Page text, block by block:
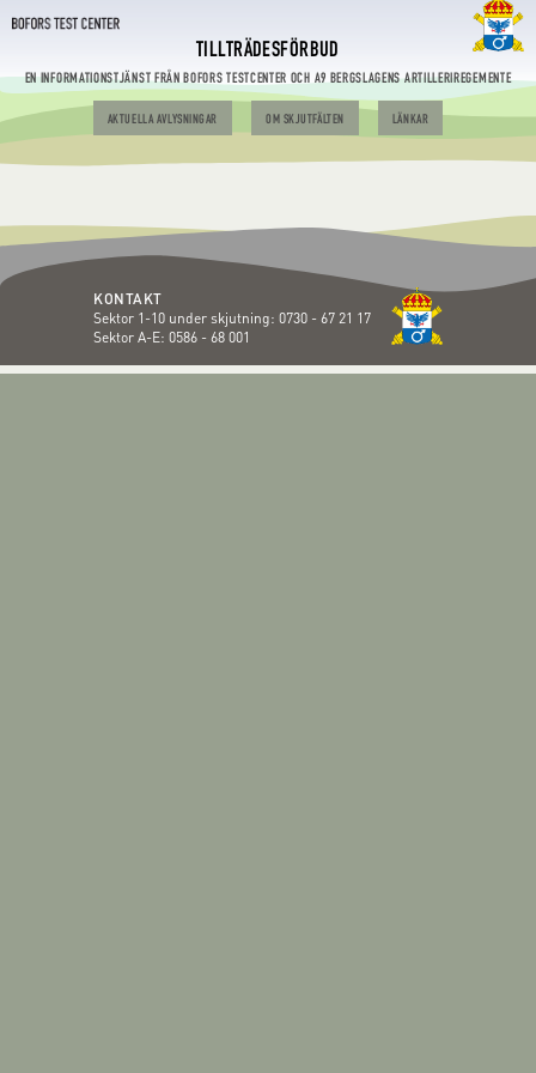
TILLTRÄDESFÖRBUD
EN INFORMATIONSTJÄNST FRÅN BOFORS TESTCENTER OCH A9 BERGSLAGENS ARTILLERIREGEMENTE
AKTUELLA AVLYSNINGAR OM SKJUTFÄLTEN LÄNKAR
KONTAKT
Sektor 1-10 under skjutning: 0730 - 67 21 17
Sektor A-E: 0586 - 68 001